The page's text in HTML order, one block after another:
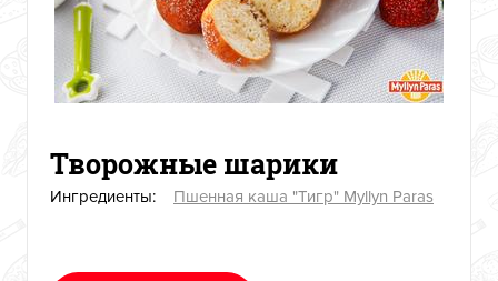
Творожные шарики
Ингредиенты: Пшенная каша "Тигр" Myllyn Paras